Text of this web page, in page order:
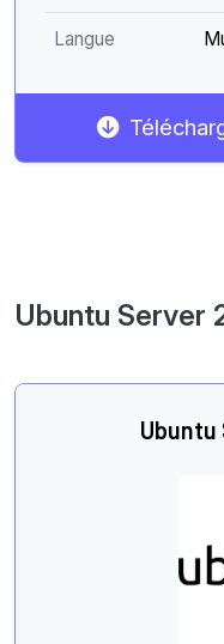
Langue
Ubuntu Server
Ubuntu